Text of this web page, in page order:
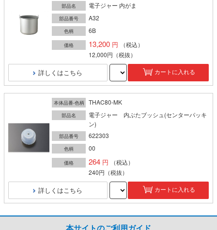
部品名 電子ジャー 内がま
部品番号 A32
色柄 6B
価格 13,200
（税込）
12,000円 （税抜）
詳しくはこちら カートに入れる
本体品番-色柄 THAC80-MK
部品名
電子ジャー 内ぶたブッシュ(センターパッキ
ン)
部品番号 622303
色柄 00
価格 264
（税込）
240円 （税抜）
詳しくはこちら カートに入れる
本サイトのご利用ガイド